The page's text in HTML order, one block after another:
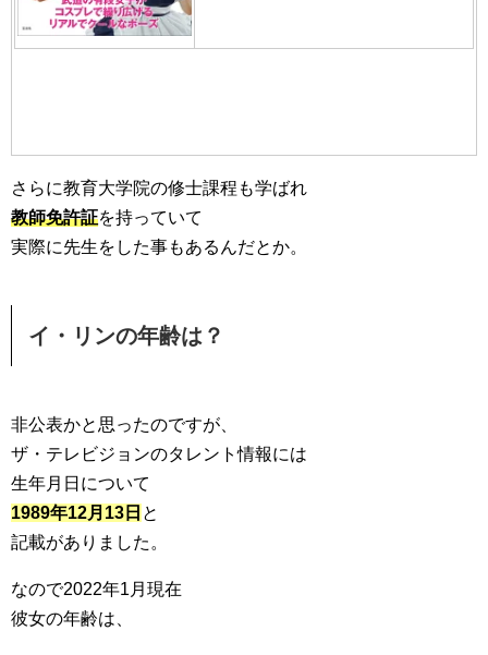
さらに教育大学院の修士課程も学ばれ
教師免許証を持っていて
実際に先生をした事もあるんだとか。
イ・リンの年齢は？
非公表かと思ったのですが、
ザ・テレビジョンのタレント情報には
生年月日について
1989年12月13日 と
記載がありました。
なので2022年1月現在
彼女の年齢は、